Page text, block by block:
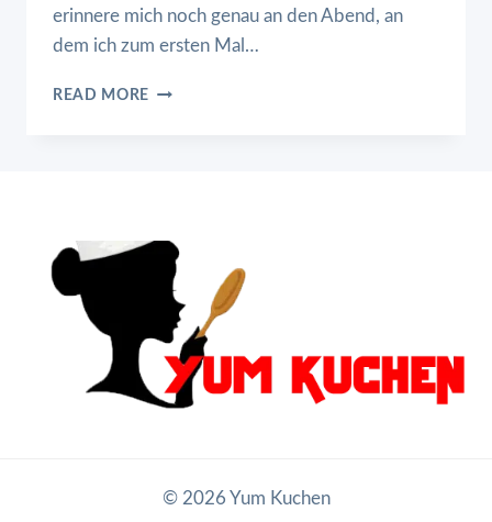
erinnere mich noch genau an den Abend, an
dem ich zum ersten Mal…
READ MORE HÄHNCHEN
© 2026 Yum Kuchen